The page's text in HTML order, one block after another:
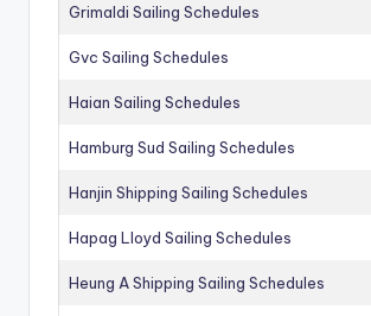
Grimaldi Sailing Schedules
Gvc Sailing Schedules
Haian Sailing Schedules
Hamburg Sud Sailing Schedules
Hanjin Shipping Sailing Schedules
Hapag Lloyd Sailing Schedules
Heung A Shipping Sailing Schedules